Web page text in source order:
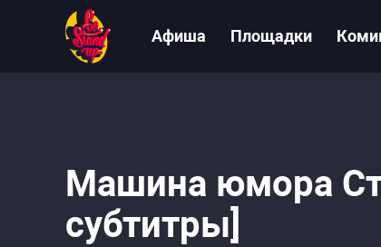
Афиша Площадки
Машина юмора
субтитры]